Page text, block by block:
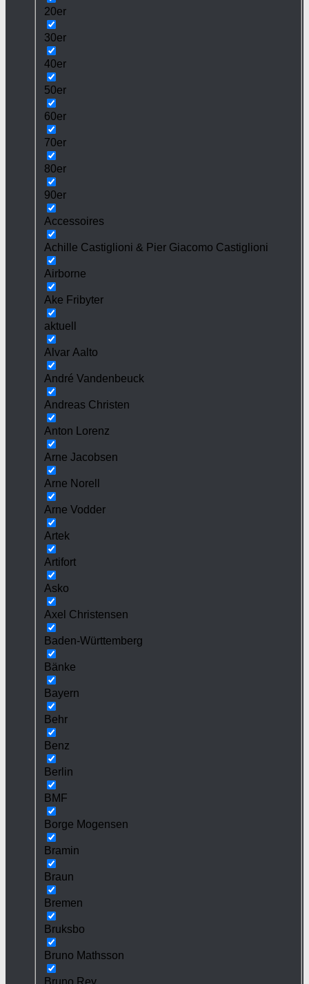
20er
30er
40er
50er
60er
70er
80er
90er
Accessoires
Achille Castiglioni & Pier Giacomo Castiglioni
Airborne
Ake Fribyter
aktuell
Alvar Aalto
André Vandenbeuck
Andreas Christen
Anton Lorenz
Arne Jacobsen
Arne Norell
Arne Vodder
Artek
Artifort
Asko
Axel Christensen
Baden-Württemberg
Bänke
Bayern
Behr
Benz
Berlin
BMF
Borge Mogensen
Bramin
Braun
Bremen
Bruksbo
Bruno Mathsson
Bruno Rey